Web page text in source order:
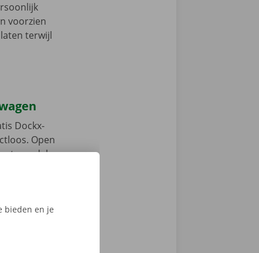
voorzien
terwijl
Dockx-
Open
bieden en je